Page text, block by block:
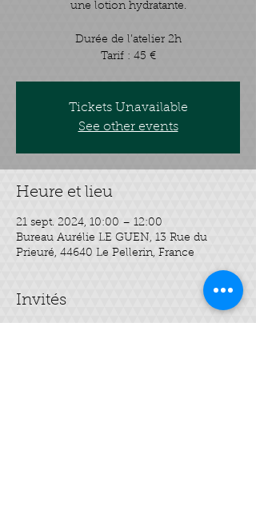
une lotion hydratante.
Durée de l’atelier 2h
Tarif : 45 €
Tickets Unavailable
See other events
Heure et lieu
21 sept. 2024, 10:00 – 12:00
Bureau Aurélie LE GUEN, 13 Rue du
Prieuré, 44640 Le Pellerin, France
Invités